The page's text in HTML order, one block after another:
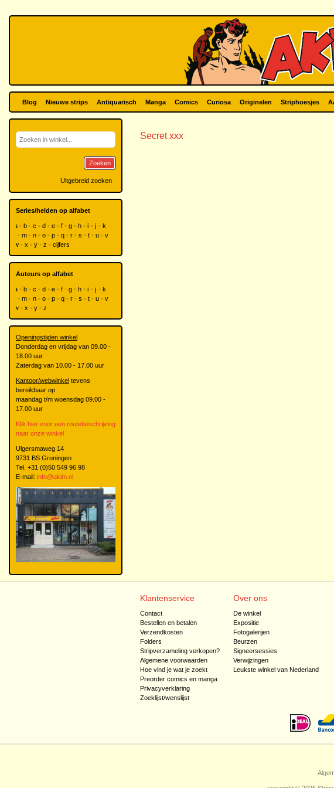
Blog Nieuwe strips Antiquarisch Manga Comics Curiosa Originelen Striphoesjes
Secret xxx
Zoeken
Uitgebreid zoeken
Series/helden op alfabet
a b c d e f g h i j
k
m n o p q r s t u
v
w
x y z cijfers
Auteurs op alfabet
a b c d e f g h i j
k
m n o p q r s t u
v
w
x y z
Openingstijden winkel
Donderdag en vrijdag van 09.00 -
18.00 uur
Zaterdag van 10.00 - 17.00 uur
Kantoor/webwinkel tevens
bereikbaar op
maandag t/m woensdag 09.00 -
17.00 uur
Klik hier voor een routebeschrijving
naar onze winkel
Ulgersmaweg 14
9731 BS Groningen
Tel. +31 (0)50 549 96 98
E-mail: info@akim.nl
Klantenservice
Contact
Bestellen en betalen
Verzendkosten
Folders
Stripverzameling verkopen?
Algemene voorwaarden
Hoe vind je wat je zoekt
Preorder comics en manga
Privacyverklaring
Zoeklijst/wenslijst
Over ons
De winkel
Expositie
Fotogalerijen
Beurzen
Signeersessies
Verwijzingen
Leukste winkel van Nederland